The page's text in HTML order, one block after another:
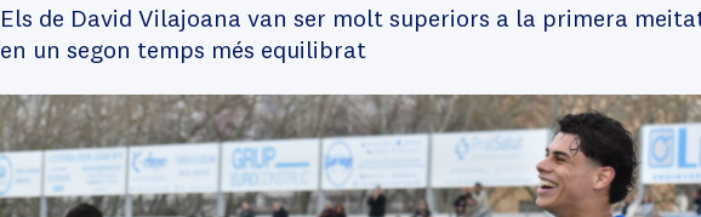
Els de David Vilajoana van ser molt superiors a la primera
en un segon temps més equilibrat